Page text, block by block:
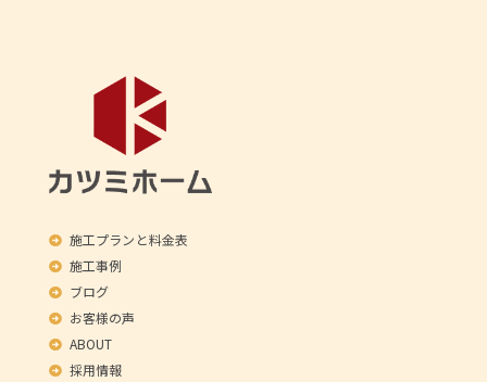
施工プランと料金表
施工事例
ブログ
お客様の声
ABOUT
採用情報